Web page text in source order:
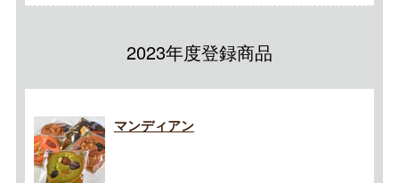
2023年度登録商品
マンディアン